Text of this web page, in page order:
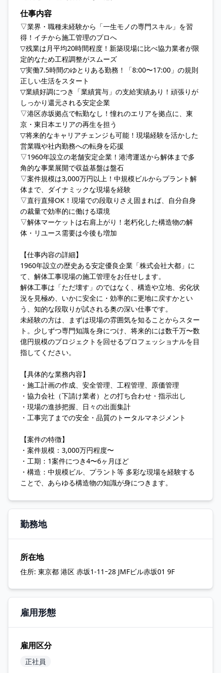
仕事内容
▽業界・職種未経験から「一生モノの専門スキル」を習
得！イチから施工管理のプロへ
▽残業は月平均20時間程度！新築現場に比べ協力業者が限
定的なため工程調整がスムーズ
▽実働7.5時間のゆとりある勤務！「8:00〜17:00」の規則
正しい生活をスタート
▽業績好調につき「業績賞与」の支給実績あり！頑張りが
しっかり還元される安定企業
▽港区赤坂拠点で転勤なし！憧れのエリアを拠点に、東
京・東日本エリアの再生を担う
▽将来的なキャリアチェンジも可能！現場経験を活かした
営業職や社内勤務への転身を応援
▽1960年設立の老舗安定企業！港湾運送から解体まで多
角的な事業展開で収益基盤は盤石
▽案件規模は3,000万円以上！中規模ビルからプラント解
体まで、ダイナミックな現場を経験
▽直行直帰OK！現場での段取りさえ固まれば、自分自身
の裁量で効率的に働ける環境
▽解体マーケットは右肩上がり！老朽化した構造物の解
体・リユース需要は今後も増加
【仕事内容の詳細】
1960年設立の歴史ある安定優良企業「株式会社大都」に
て、解体工事現場の施工管理をお任せします。
解体工事は「ただ壊す」のではなく、構造や立地、劣化状
況を見極め、いかに安全に・効率的に更地に戻すかとい
う、知的な段取りが試される奥の深い仕事です。
未経験の方は、まずは現場の雰囲気を知ることからスター
ト。少しずつ専門知識を身につけ、将来的には数千万〜数
億円規模のプロジェクトを回せるプロフェッショナルを目
指してください。
【具体的な業務内容】
・施工計画の作成、安全管理、工程管理、原価管理
・協力会社（下請け業者）との打ち合わせ・指示出し
・現場の進捗把握、日々の出面集計
・工事完了までの安全・品質のトータルマネジメント
【案件の特徴】
・案件規模：3,000万円程度〜
・工期：1案件につき4〜6ヶ月ほど
・構造：中規模ビル、プラント等 多彩な現場を経験する
ことで、あらゆる構造物の知識が身につきます。
勤務地
所在地
住所: 東京都 港区 赤坂1-11ｰ28 JMFビル赤坂01 9F
雇用形態
雇用区分
正社員